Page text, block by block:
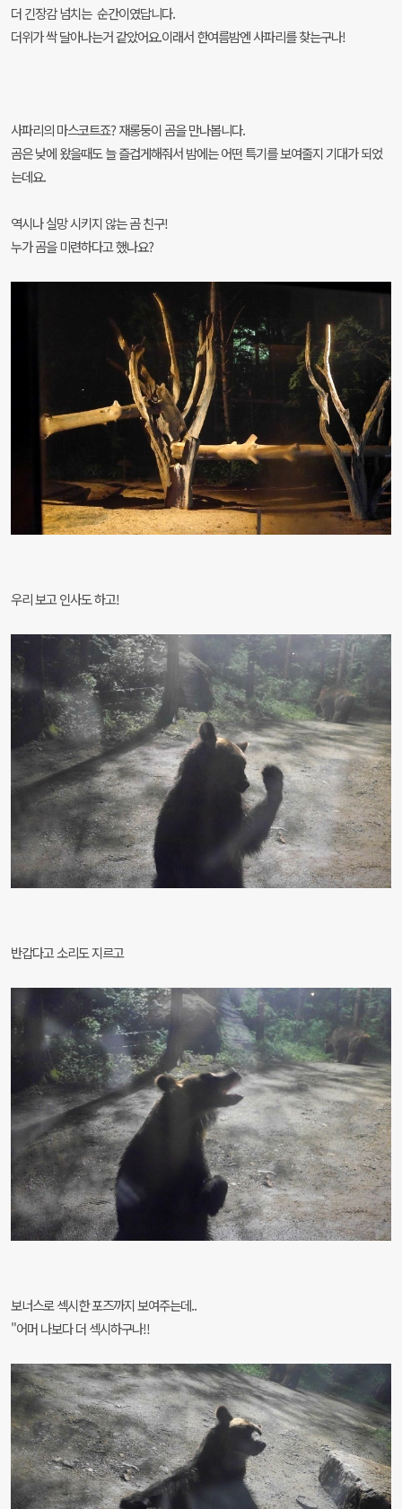
더 긴장감 넘치는 순간이였답니다.
더위가 싹 달아나는거 같았어요.이래서 한여름밤엔 사파리를 찾는구나!
사파리의 마스코트죠? 재롱둥이 곰을 만나봅니다.
곰은 낮에 왔을때도 늘 즐겁게해줘서 밤에는 어떤 특기를 보여줄지 기대가 되었
는데요.
역시나 실망 시키지 않는 곰 친구!
누가 곰을 미련하다고 했나요?
우리 보고 인사도 하고!
반갑다고 소리도 지르고
보너스로 섹시한 포즈까지 보여주는데..
"어머 나보다 더 섹시하구나!!